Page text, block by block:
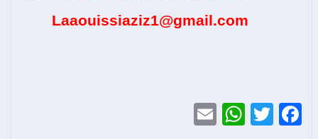
Laaouissiaziz1@gmail.com
Facebook
Twitter
WhatsApp